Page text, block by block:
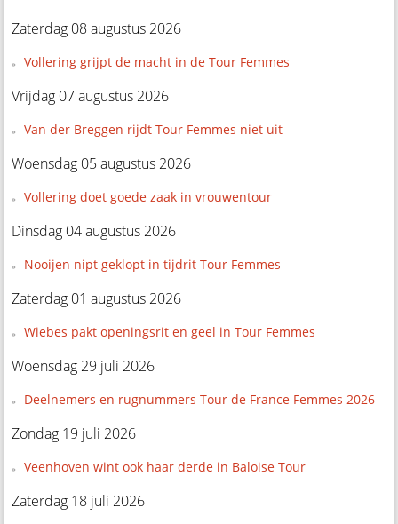
Zaterdag 08 augustus 2026
Vollering grijpt de macht in de Tour Femmes
Vrijdag 07 augustus 2026
Van der Breggen rijdt Tour Femmes niet uit
Woensdag 05 augustus 2026
Vollering doet goede zaak in vrouwentour
Dinsdag 04 augustus 2026
Nooijen nipt geklopt in tijdrit Tour Femmes
Zaterdag 01 augustus 2026
Wiebes pakt openingsrit en geel in Tour Femmes
Woensdag 29 juli 2026
Deelnemers en rugnummers Tour de France Femmes 2026
Zondag 19 juli 2026
Veenhoven wint ook haar derde in Baloise Tour
Zaterdag 18 juli 2026